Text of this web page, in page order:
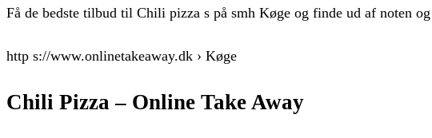
Få de bedste tilbud til Chili pizza s på smh Køge og finde ud af noten
http s://www.onlinetakeaway.dk › Køge
Chili Pizza – Online Take Away